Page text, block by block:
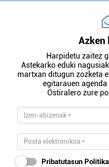
Azken
Harpidetu zaitez
Astekarko eduki
martxan ditugun zozketa
egitarauen
Ostiralero zure
Pribatutasun Politika